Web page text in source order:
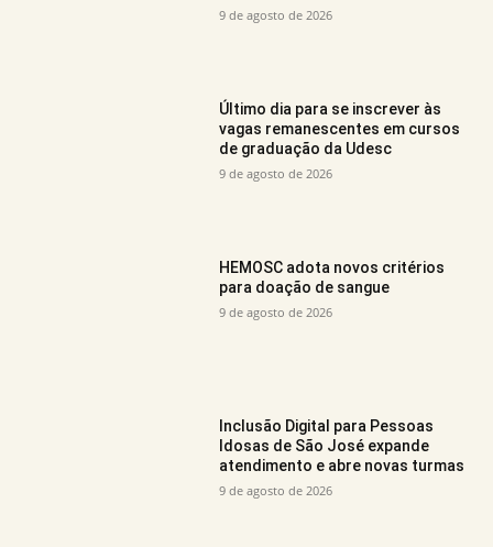
9 de agosto de 2026
Último dia para se inscrever às
vagas remanescentes em cursos
de graduação da Udesc
9 de agosto de 2026
HEMOSC adota novos critérios
para doação de sangue
9 de agosto de 2026
Inclusão Digital para Pessoas
Idosas de São José expande
atendimento e abre novas turmas
9 de agosto de 2026